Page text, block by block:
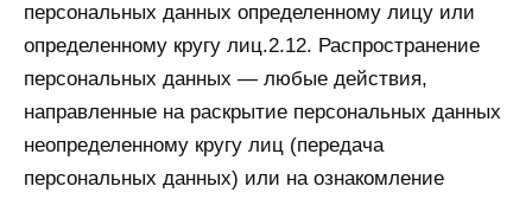
персональных данных определенному лицу или
определенному кругу лиц.2.12. Распространение
персональных данных — любые действия,
направленные на раскрытие персональных данных
неопределенному кругу лиц (передача
персональных данных) или на ознакомление